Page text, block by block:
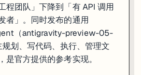
程团队」下降到「有 API 调用
者」。同时发布的通用
（antigravity-preview-05-
划、写代码、执行、管理文
是官方提供的参考实现。